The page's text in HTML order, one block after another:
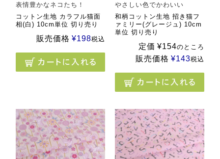
表情豊かなネコたち！
コットン生地 カラフル猫面
相(白) 10cm単位 切り売り
販売価格 ¥198税込
やさしい色でかわいい
和柄コットン生地 招き猫フ
ァミリー(グレージュ) 10cm
単位 切り売り
定価 ¥154のところ
販売価格 ¥143税込